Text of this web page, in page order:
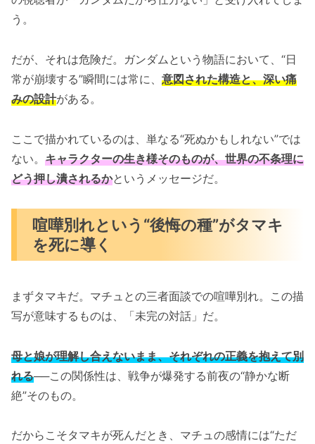
う。
だが、それは危険だ。ガンダムという物語において、“日
常が崩壊する”瞬間には常に、 意図された構造と、深い痛
みの設計がある。
ここで描かれているのは、単なる“死ぬかもしれない”では
ない。 キャラクターの生き様そのものが、世界の不条理に
どう押し潰されるかというメッセージだ。
喧嘩別れという“後悔の種”がタマキ
を死に導く
まずタマキだ。マチュとの三者面談での喧嘩別れ。この描
写が意味するものは、「未完の対話」だ。
母と娘が理解し合えないまま、それぞれの正義を抱えて別
れる──この関係性は、戦争が爆発する前夜の“静かな断
絶”そのもの。
だからこそタマキが死んだとき、マチュの感情には“ただ